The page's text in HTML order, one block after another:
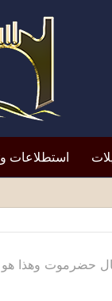
استطلاعات
يعيد الأزمة
حضرموت وهذا هو